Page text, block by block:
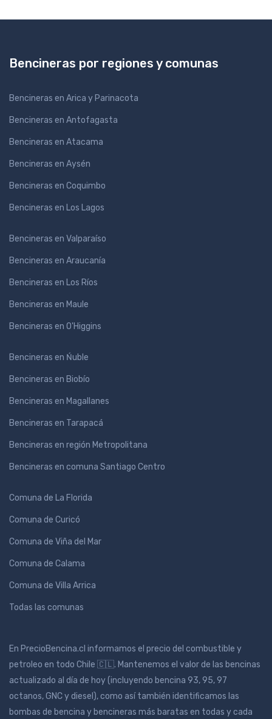
Bencineras por regiones y comunas
Bencineras en Arica y Parinacota
Bencineras en Antofagasta
Bencineras en Atacama
Bencineras en Aysén
Bencineras en Coquimbo
Bencineras en Los Lagos
Bencineras en Valparaíso
Bencineras en Araucanía
Bencineras en Los Ríos
Bencineras en Maule
Bencineras en O'Higgins
Bencineras en Ńuble
Bencineras en Biobío
Bencineras en Magallanes
Bencineras en Tarapacá
Bencineras en región Metropolitana
Bencineras en comuna Santiago Centro
Comuna de La Florida
Comuna de Curicó
Comuna de Viña del Mar
Comuna de Calama
Comuna de Villa Arrica
Todas las comunas
En PrecioBencina.cl informamos el precio del combustible y
petroleo en todo Chile 🇨🇱. Mantenemos el valor de las bencinas
actualizado al día de hoy (incluyendo bencina 93, 95, 97
octanos, GNC y diesel), como así también identificamos las
bombas de bencina y bencineras más baratas en todas y cada